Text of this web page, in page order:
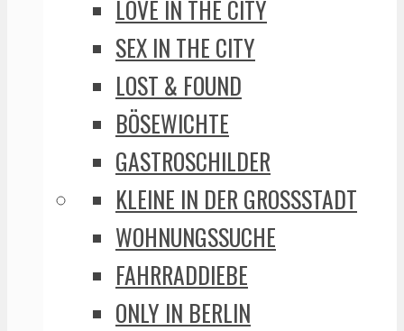
LOVE IN THE CITY
SEX IN THE CITY
LOST & FOUND
BÖSEWICHTE
GASTROSCHILDER
KLEINE IN DER GROSSSTADT
WOHNUNGSSUCHE
FAHRRADDIEBE
ONLY IN BERLIN